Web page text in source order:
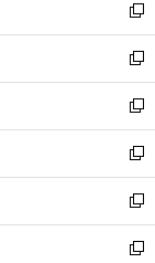
く
で
開
く
ド
ウ
で
開
く
ィ
ン
ド
ウ
で
開
く
い
ウ
ィ
ン
ド
ウ
で
開
く
新
し
い
ウ
ィ
ン
ド
ウ
で
開
く
新
し
い
ウ
ィ
ン
ド
ウ
で
新
し
い
ウ
ィ
ン
ド
新
し
い
ウ
ィ
新
し
い
新